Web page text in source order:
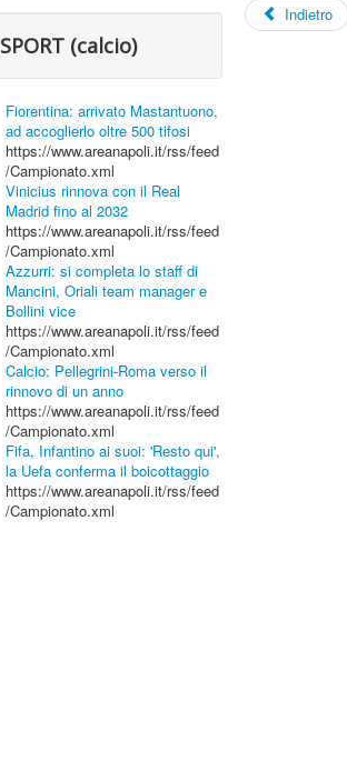
SPORT (calcio)
Fiorentina: arrivato Mastantuono,
ad accoglierlo oltre 500 tifosi
https://www.areanapoli.it/rss/feed
/Campionato.xml
Vinicius rinnova con il Real
Madrid fino al 2032
https://www.areanapoli.it/rss/feed
/Campionato.xml
Azzurri: si completa lo staff di
Mancini, Oriali team manager e
Bollini vice
https://www.areanapoli.it/rss/feed
/Campionato.xml
Calcio: Pellegrini-Roma verso il
rinnovo di un anno
https://www.areanapoli.it/rss/feed
/Campionato.xml
Fifa, Infantino ai suoi: 'Resto qui',
la Uefa conferma il boicottaggio
https://www.areanapoli.it/rss/feed
/Campionato.xml
Indietro